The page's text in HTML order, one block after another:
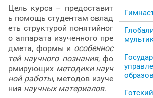
Цель курса – предоставит
ь помощь студентам овлад
еть структурой понятийног
о аппарата изученного пре
дмета, формы и особеннос
тей научного познания, фо
рмирующих методики науч
ной работы, методов изуче
ния научных материалов.